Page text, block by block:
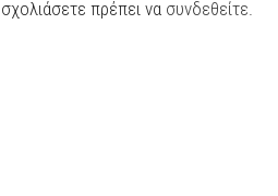
σχολιάσετε πρέπει να συνδεθείτε